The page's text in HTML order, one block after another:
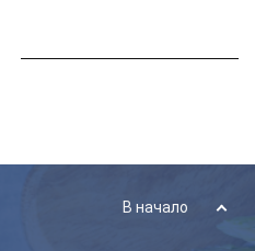
В начало